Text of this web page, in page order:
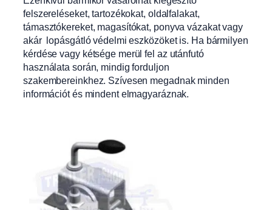
felszereléseket, tartozékokat, oldalfalakat,
támasztókereket, magasítókat, ponyva vázakat vagy
akár lopásgátló védelmi eszközöket is. Ha bármilyen
kérdése vagy kétsége merül fel az utánfutó
használata során, mindig forduljon
szakembereinkhez. Szívesen megadnak minden
információt és mindent elmagyaráznak.